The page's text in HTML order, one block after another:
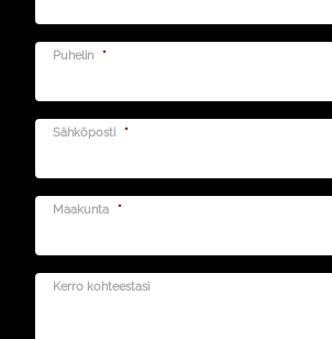
Puhelin *
Sähköposti *
Maakunta *
Kerro kohteestasi